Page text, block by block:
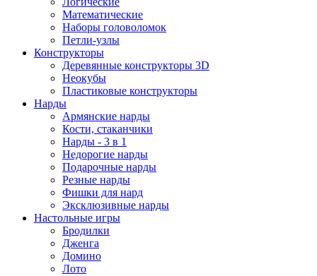
Математические
Наборы головоломок
Петли-узлы
Конструкторы
Деревянные конструкторы 3D
Неокубы
Пластиковые конструкторы
Нарды
Армянские нарды
Кости, стаканчики
Нарды - 3 в 1
Недорогие нарды
Подарочные нарды
Резные нарды
Фишки для нард
Эксклюзивные нарды
Настольные игры
Бродилки
Дженга
Домино
Лото